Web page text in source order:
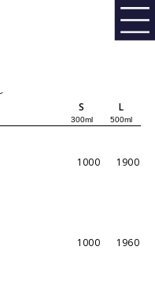
S
300ml
L
500ml
1000 1900
1000 1960